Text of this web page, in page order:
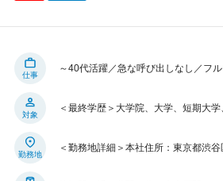
仕事
～40代活躍／急な呼び出しなし／フ
対象
＜最終学歴＞大学院、大学、短期大
勤務地
＜勤務地詳細＞本社住所：東京都渋